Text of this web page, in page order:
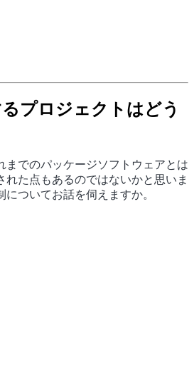
プロジェクトはどう
までのパッケージソフトウェアとは
れた点もあるのではないかと思いま
ついてお話を伺えますか。